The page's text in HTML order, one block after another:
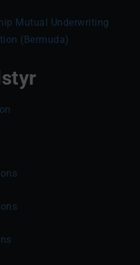
Mutual Underwriting
(Bermuda)